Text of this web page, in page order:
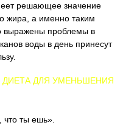
решающее значение
жира, а именно таким
выражены проблемы в
воды в день принесут
ДЛЯ УМЕНЬШЕНИЯ
что ты ешь».